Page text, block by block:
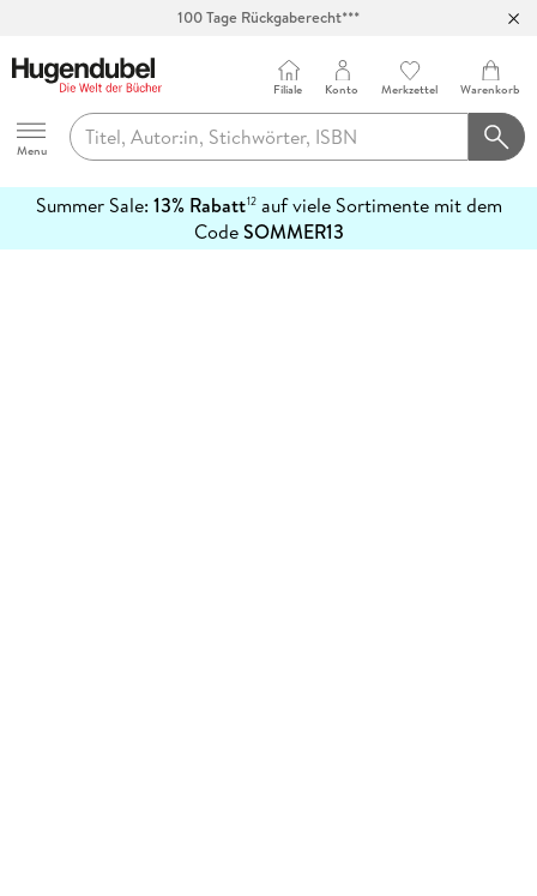
100 Tage Rückgaberecht***
Hugendubel
Menu
Filiale Konto Merkzettel Warenkorb
Summer Sale: 13% Rabatt12auf viele Sortimente mit dem
CodeSOMMER13
erfahren